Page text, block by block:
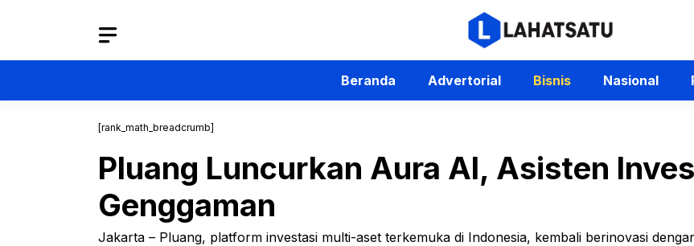
Beranda Advertorial Bisnis Nasional
[rank_math_breadcrumb]
Pluang Luncurkan Aura AI, Asisten
Genggaman
Jakarta – Pluang, platform investasi multi-aset terkemuka di Indonesia, kembali berinovasi